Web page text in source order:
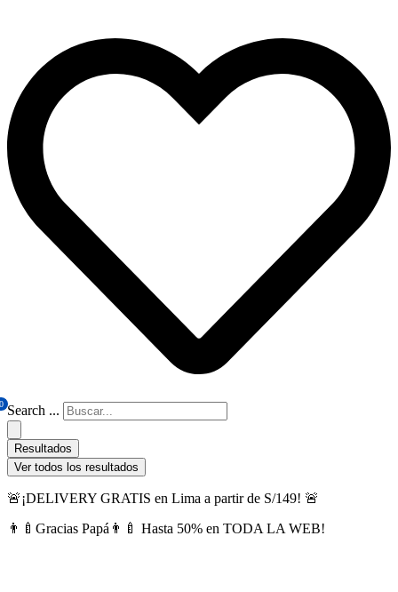
0 Search ...
Resultados
Ver todos los resultados
🚨¡DELIVERY GRATIS en Lima a partir de S/149! 🚨
👨‍🍼Gracias Papá👨‍🍼 Hasta 50% en TODA LA WEB!